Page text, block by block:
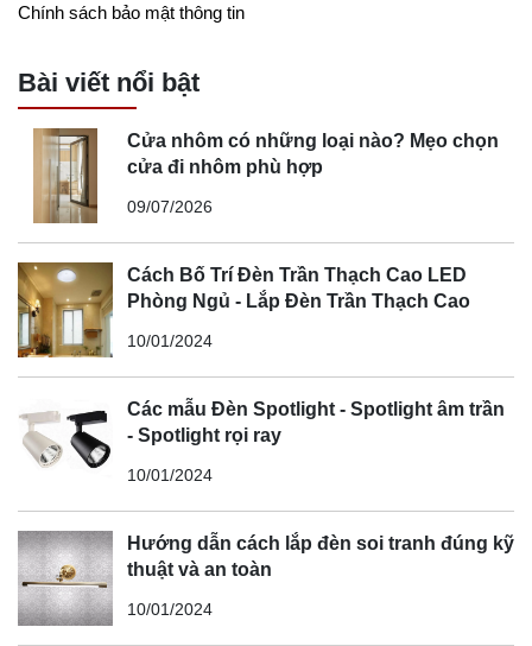
Chính sách bảo mật thông tin
Bài viết nổi bật
Cửa nhôm có những loại nào? Mẹo chọn
cửa đi nhôm phù hợp
09/07/2026
Cách Bố Trí Đèn Trần Thạch Cao LED
Phòng Ngủ - Lắp Đèn Trần Thạch Cao
10/01/2024
Các mẫu Đèn Spotlight - Spotlight âm trần
- Spotlight rọi ray
10/01/2024
Hướng dẫn cách lắp đèn soi tranh đúng kỹ
thuật và an toàn
10/01/2024